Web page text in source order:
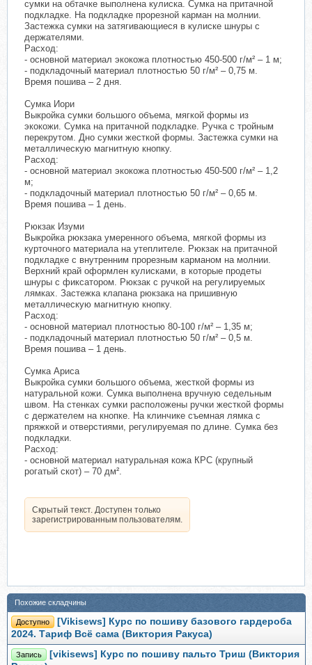
сумки на обтачке выполнена кулиска. Сумка на притачной
подкладке. На подкладке прорезной карман на молнии.
Застежка сумки на затягивающиеся в кулиске шнуры с
держателями.
Расход:
- основной материал экокожа плотностью 450-500 г/м² – 1 м;
- подкладочный материал плотностью 50 г/м² – 0,75 м.
Время пошива – 2 дня.
Сумка Иори
Выкройка сумки большого объема, мягкой формы из
экокожи. Сумка на притачной подкладке. Ручка с тройным
перекрутом. Дно сумки жесткой формы. Застежка сумки на
металлическую магнитную кнопку.
Расход:
- основной материал экокожа плотностью 450-500 г/м² – 1,2
м;
- подкладочный материал плотностью 50 г/м² – 0,65 м.
Время пошива – 1 день.
Рюкзак Изуми
Выкройка рюкзака умеренного объема, мягкой формы из
курточного материала на утеплителе. Рюкзак на притачной
подкладке с внутренним прорезным карманом на молнии.
Верхний край оформлен кулисками, в которые продеты
шнуры с фиксатором. Рюкзак с ручкой на регулируемых
лямках. Застежка клапана рюкзака на пришивную
металлическую магнитную кнопку.
Расход:
- основной материал плотностью 80-100 г/м² – 1,35 м;
- подкладочный материал плотностью 50 г/м² – 0,5 м.
Время пошива – 1 день.
Сумка Ариса
Выкройка сумки большого объема, жесткой формы из
натуральной кожи. Сумка выполнена вручную седельным
швом. На стенках сумки расположены ручки жесткой формы
с держателем на кнопке. На клинчике съемная лямка с
пряжкой и отверстиями, регулируемая по длине. Сумка без
подкладки.
Расход:
- основной материал натуральная кожа КРС (крупный
рогатый скот) – 70 дм².
Скрытый текст. Доступен только
зарегистрированным пользователям.
Похожие складчины
Доступно
[Vikisews] Курс по пошиву базового гардероба
2024. Тариф Всё сама (Виктория Ракуса)
Запись
[vikisews] Курс по пошиву пальто Триш (Виктория